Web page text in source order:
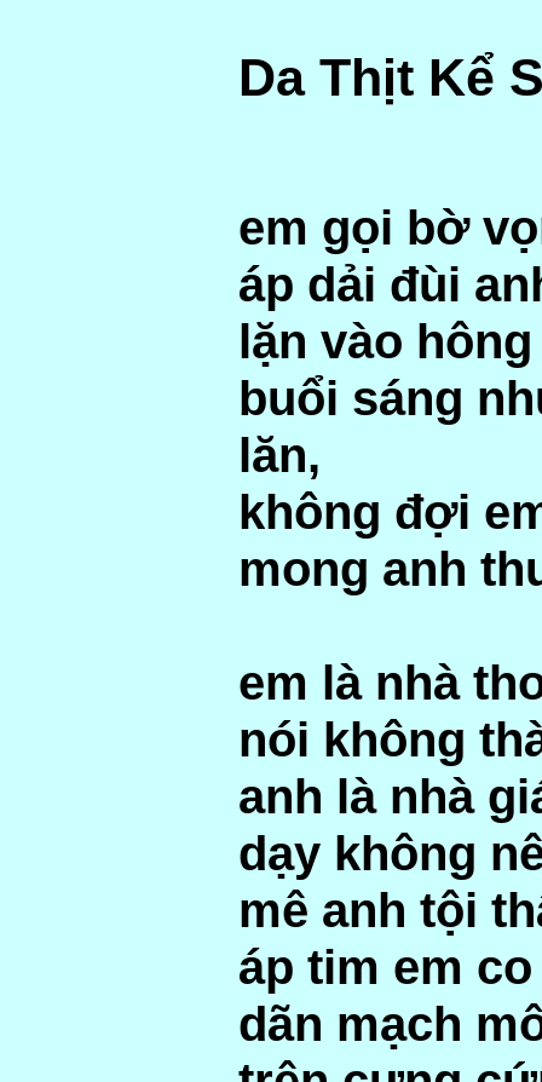
Da Thịt Kể
em gọi bờ
áp dải đùi
lặn vào
buổi sáng
lăn,
không đợi
mong anh
em là nhà
nói không
anh là nhà
dạy không
mê anh tội
áp tim em co
dãn mạch